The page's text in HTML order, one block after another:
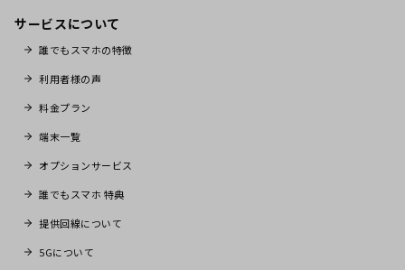
サービスについて
誰でもスマホの特徴
利用者様の声
料金プラン
端末一覧
オプションサービス
誰でもスマホ 特典
提供回線について
5Gについて